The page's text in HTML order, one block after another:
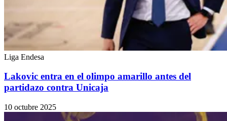
Liga Endesa
Lakovic entra en el olimpo amarillo antes del
partidazo contra Unicaja
10 octubre 2025